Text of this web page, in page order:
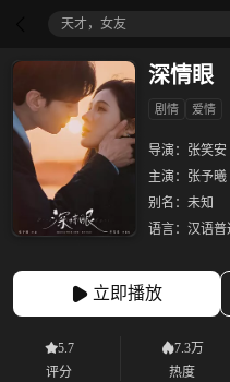
天才，女友
深情眼
剧情 爱情
导演： 张笑安
主演： 张予曦
别名： 未知
语言： 汉语普
立即播放
5.7
评分
7.3万
热度